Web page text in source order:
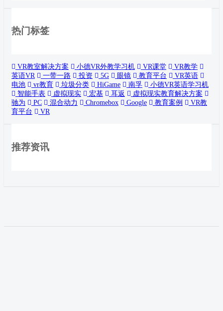
热门标签
VR教室解决方案 小德VR外教学习机 VR课堂
VR教学
英语VR
一带一路 投资 5G 眼镜 教育平台
VR英语
电池
vr教育 垃圾分类 HiGame 南孚
小德VR英语学习机
智能手表
虚拟现实 宏基 耳返
虚拟现实教育解决方案
驰为
PC 混合动力 Chromebox Google 教育案例
VR教
育平台
VR
推荐资讯